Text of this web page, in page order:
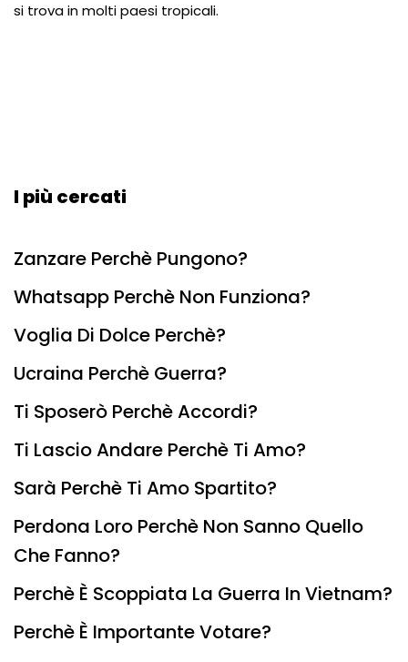
si trova in molti paesi tropicali.
I più cercati
Zanzare Perchè Pungono?
Whatsapp Perchè Non Funziona?
Voglia Di Dolce Perchè?
Ucraina Perchè Guerra?
Ti Sposerò Perchè Accordi?
Ti Lascio Andare Perchè Ti Amo?
Sarà Perchè Ti Amo Spartito?
Perdona Loro Perchè Non Sanno Quello
Che Fanno?
Perchè È Scoppiata La Guerra In Vietnam?
Perchè È Importante Votare?